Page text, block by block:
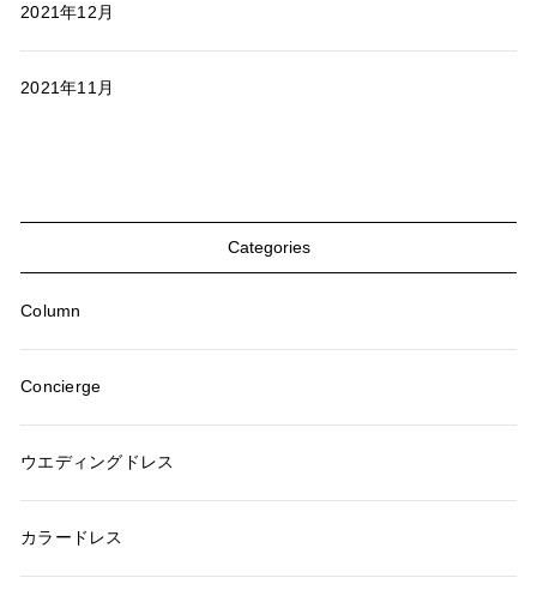
2021年12月
2021年11月
Categories
Column
Concierge
ウエディングドレス
カラードレス